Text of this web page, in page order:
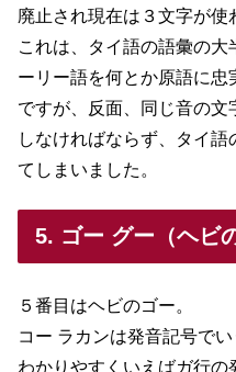
廃止され現在は３文字が使
これは、タイ語の語彙の
ーリー語を何とか原語に
ですが、反面、同じ音の
しなければならず、タイ
てしまいました。
5. ゴー グー（ヘビ
５番目はヘビのゴー。
コー ラカンは発音記号でい
わかりやすくいえばガ行の